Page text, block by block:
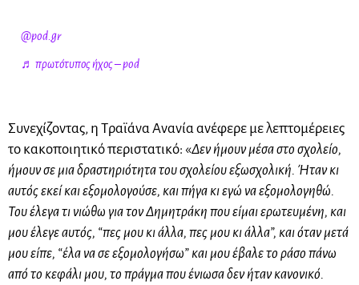
@pod.gr
♬ πρωτότυπος ήχος – pod
Συνεχίζοντας, η Τραϊάνα Ανανία ανέφερε με λεπτομέρειες
το κακοποιητικό περιστατικό: «Δεν ήμουν μέσα στο σχολείο,
ήμουν σε μια δραστηριότητα του σχολείου εξωσχολική. Ήταν κι
αυτός εκεί και εξομολογούσε, και πήγα κι εγώ να εξομολογηθώ.
Του έλεγα τι νιώθω για τον Δημητράκη που είμαι ερωτευμένη, και
μου έλεγε αυτός, “πες μου κι άλλα, πες μου κι άλλα”, και όταν μετά
μου είπε, “έλα να σε εξομολογήσω” και μου έβαλε το ράσο πάνω
από το κεφάλι μου, το πράγμα που ένιωσα δεν ήταν κανονικό.